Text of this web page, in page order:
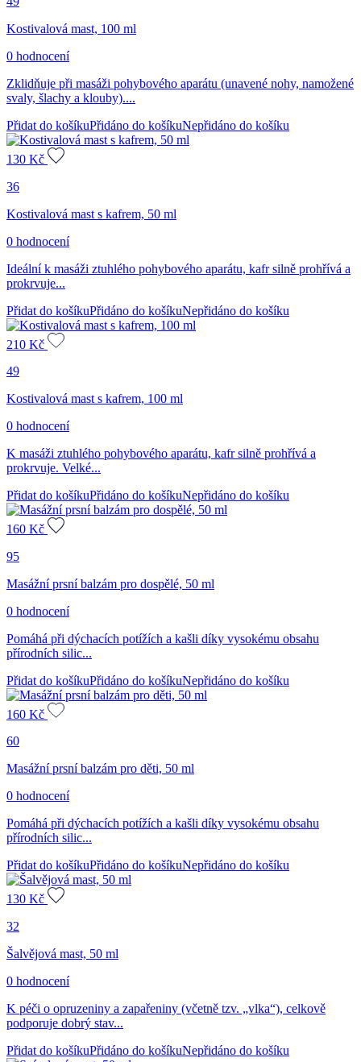
Kostivalová mast, 100 ml
0 hodnocení
Zklidňuje při masáži pohybového aparátu (unavené nohy, namožené
svaly, šlachy a klouby)....
Přidat do košíkuPřidáno do košíkuNepřidáno do košíku
130 Kč
36
Kostivalová mast s kafrem, 50 ml
0 hodnocení
Ideální k masáži ztuhlého pohybového aparátu, kafr silně prohřívá a
prokrvuje...
Přidat do košíkuPřidáno do košíkuNepřidáno do košíku
210 Kč
49
Kostivalová mast s kafrem, 100 ml
0 hodnocení
K masáži ztuhlého pohybového aparátu, kafr silně prohřívá a
prokrvuje. Velké...
Přidat do košíkuPřidáno do košíkuNepřidáno do košíku
160 Kč
95
Masážní prsní balzám pro dospělé, 50 ml
0 hodnocení
Pomáhá při dýchacích potížích a kašli díky vysokému obsahu
přírodních silic...
Přidat do košíkuPřidáno do košíkuNepřidáno do košíku
160 Kč
60
Masážní prsní balzám pro děti, 50 ml
0 hodnocení
Pomáhá při dýchacích potížích a kašli díky vysokému obsahu
přírodních silic...
Přidat do košíkuPřidáno do košíkuNepřidáno do košíku
130 Kč
32
Šalvějová mast, 50 ml
0 hodnocení
K péči o opruzeniny a zapařeniny (včetně tzv. „vlka“), celkově
podporuje dobrý stav...
Přidat do košíkuPřidáno do košíkuNepřidáno do košíku